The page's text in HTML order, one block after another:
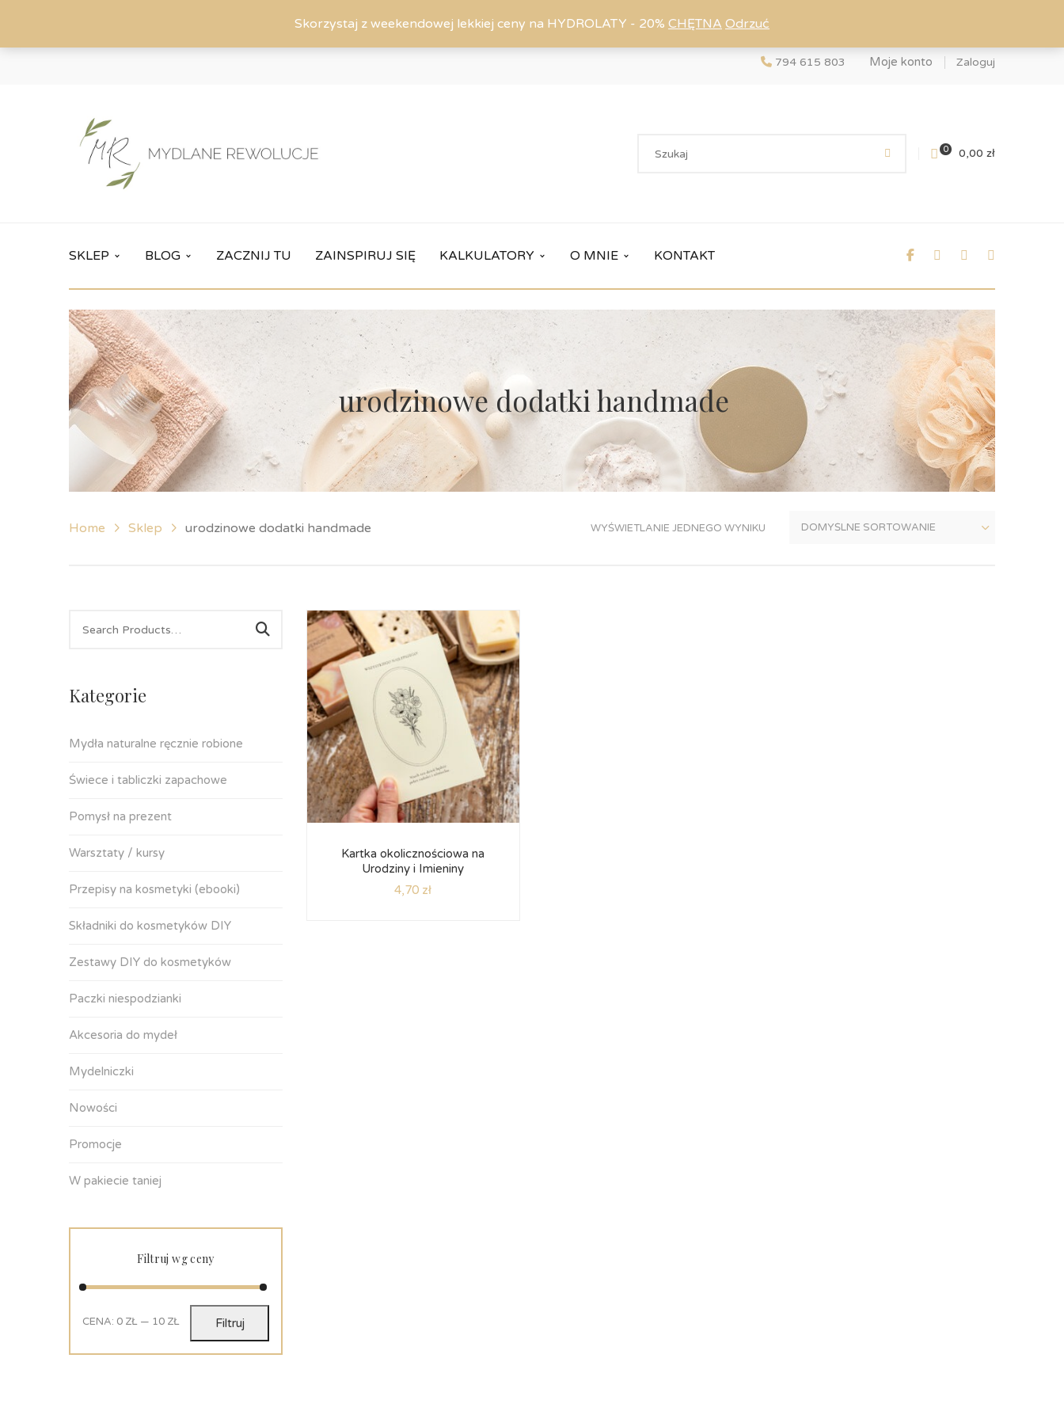
Skorzystaj z weekendowej lekkiej ceny na HYDROLATY - 20% CHĘTNA Odrzuć
794 615 803 Moje konto Zaloguj
0 0,00 zł
SKLEP BLOG ZACZNIJ TU ZAINSPIRUJ SIĘ KALKULATORY O MNIE KONTAKT
urodzinowe dodatki handmade
Home Sklep urodzinowe dodatki handmade WYŚWIETLANIE JEDNEGO WYNIKU
Kategorie
Mydła naturalne ręcznie robione
Świece i tabliczki zapachowe
Pomysł na prezent
Warsztaty / kursy
Przepisy na kosmetyki (ebooki)
Składniki do kosmetyków DIY
Zestawy DIY do kosmetyków
Paczki niespodzianki
Akcesoria do mydeł
Mydelniczki
Nowości
Promocje
W pakiecie taniej
Filtruj wg ceny
Filtruj
CENA: 0 ZŁ — 10 ZŁ
Kartka okolicznościowa na
Urodziny i Imieniny
4,70 zł